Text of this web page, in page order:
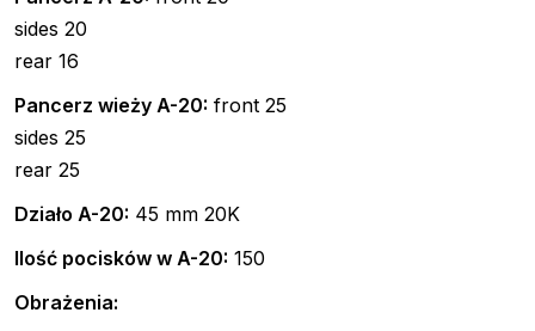
sides 20
rear 16
Pancerz wieży A-20: front 25
sides 25
rear 25
Działo A-20: 45 mm 20K
Ilość pocisków w A-20: 150
Obrażenia: